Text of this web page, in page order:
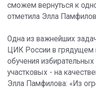
сможем вернуться к
отметила Элла
Одна из важнейших
ЦИК России в грядущем
обучения
участковых - на
Элла Памфилова: «Из